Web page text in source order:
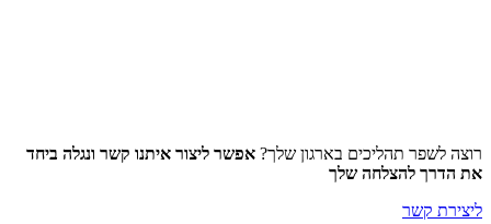
רוצה לשפר תהליכים בארגון שלך? אפשר ליצור איתנו קשר ונגלה ביחד
את הדרך להצלחה שלך
ליצירת קשר